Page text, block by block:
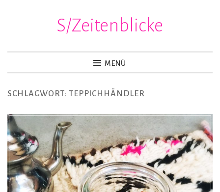
S/Zeitenblicke
MENÜ
SCHLAGWORT: TEPPICHHÄNDLER